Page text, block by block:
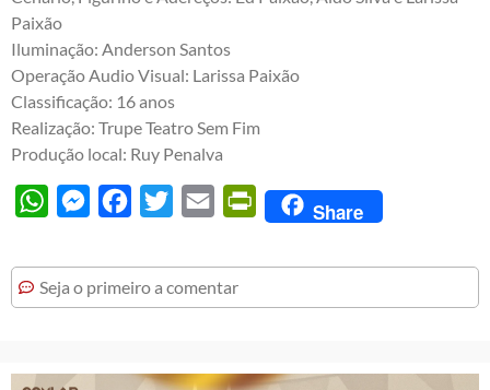
Paixão
Iluminação: Anderson Santos
Operação Audio Visual: Larissa Paixão
Classificação: 16 anos
Realização: Trupe Teatro Sem Fim
Produção local: Ruy Penalva
WhatsAppMessengerFacebook
Twitter Email PrintFriendly
Share
Seja o primeiro a comentar